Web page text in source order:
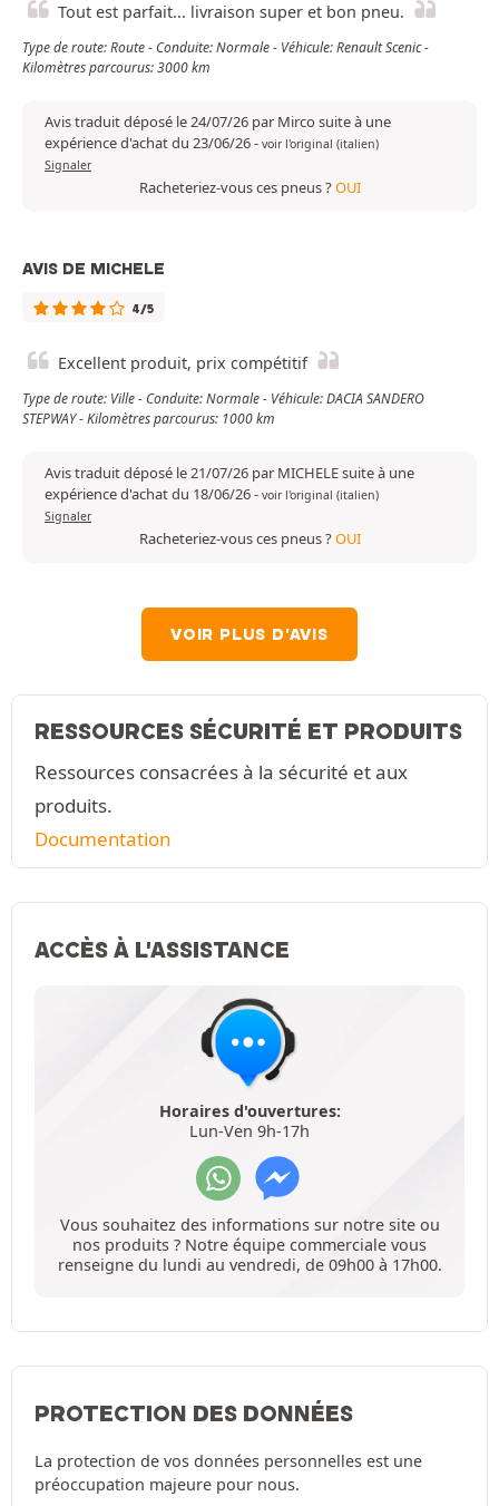
Tout est parfait... livraison super et bon pneu.
Type de route: Route - Conduite: Normale - Véhicule: Renault Scenic -
Kilomètres parcourus: 3000 km
Avis traduit déposé le 24/07/26 par Mirco suite à une
expérience d'achat du 23/06/26- voir l'original (italien)
Signaler
Racheteriez-vous ces pneus ?OUI
AVIS DE MICHELE
4/5
Excellent produit, prix compétitif
Type de route: Ville - Conduite: Normale - Véhicule: DACIA SANDERO
STEPWAY - Kilomètres parcourus: 1000 km
Avis traduit déposé le 21/07/26 par MICHELE suite à une
expérience d'achat du 18/06/26- voir l'original (italien)
Signaler
Racheteriez-vous ces pneus ?OUI
VOIR PLUS D'AVIS
RESSOURCES SÉCURITÉ ET PRODUITS
Ressources consacrées à la sécurité et aux
produits.
Documentation
ACCÈS À L'ASSISTANCE
Horaires d'ouvertures:
Lun-Ven 9h-17h
Vous souhaitez des informations sur notre site ou
nos produits ? Notre équipe commerciale vous
renseigne du lundi au vendredi, de 09h00 à 17h00.
PROTECTION DES DONNÉES
La protection de vos données personnelles est une
préoccupation majeure pour nous.